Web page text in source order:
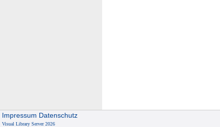
Impressum Datenschutz
Visual Library Server 2026